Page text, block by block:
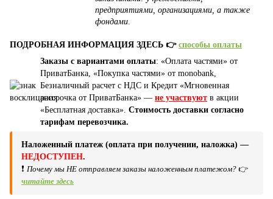
предприятиями, организациями, а также
фондами
ПОДРОБНАЯ ИНФОРМАЦИЯ ЗДЕСЬ 👉 способы оплаты
Заказы с вариантами оплаты: «Оплата частями» от
ПриватБанка, «Покупка частями» от monobank,
Безналичный расчет с НДС и Кредит «Мгновенная
рассрочка от ПриватБанка» — не участвуют в акции
«Бесплатная доставка». Стоимость доставки согласно
тарифам перевозчика.
Наложенный платеж (оплата при получении, наложка) —
НЕДОСТУПЕН.
❗ Почему мы НЕ отправляем заказы наложенным платежом? 👉
читайте здесь